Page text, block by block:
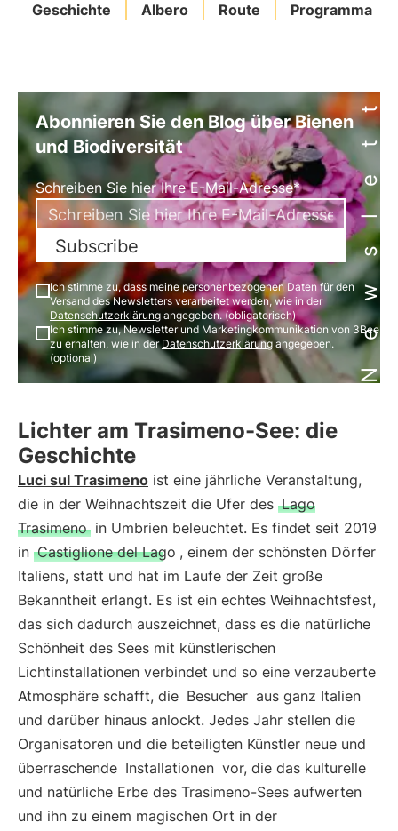
Geschichte Albero Route Programma
Newsletter
Abonnieren Sie den Blog über Bienen
und Biodiversität
Schreiben Sie hier Ihre E-Mail-Adresse*
Subscribe
Ich stimme zu, dass meine personenbezogenen Daten für den
Versand des Newsletters verarbeitet werden, wie in der
Datenschutzerklärung angegeben. (obligatorisch)
Ich stimme zu, Newsletter und Marketingkommunikation von 3Bee
zu erhalten, wie in derDatenschutzerklärungangegeben.
(optional)
Lichter am Trasimeno-See: die
Geschichte
Luci sul Trasimeno ist eine jährliche Veranstaltung,
die in der Weihnachtszeit die Ufer des Lago
Trasimeno in Umbrien beleuchtet. Es findet seit 2019
in Castiglione del Lago , einem der schönsten Dörfer
Italiens, statt und hat im Laufe der Zeit große
Bekanntheit erlangt. Es ist ein echtes Weihnachtsfest,
das sich dadurch auszeichnet, dass es die natürliche
Schönheit des Sees mit künstlerischen
Lichtinstallationen verbindet und so eine verzauberte
Atmosphäre schafft, die Besucher aus ganz Italien
und darüber hinaus anlockt. Jedes Jahr stellen die
Organisatoren und die beteiligten Künstler neue und
überraschende Installationen vor, die das kulturelle
und natürliche Erbe des Trasimeno-Sees aufwerten
und ihn zu einem magischen Ort in der